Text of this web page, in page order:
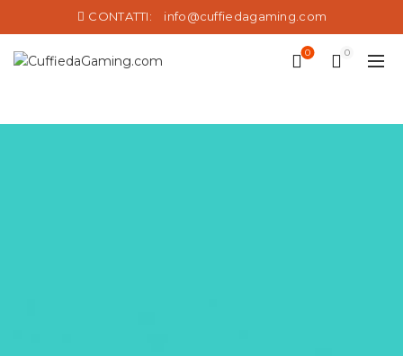
CONTATTI: info@cuffiedagaming.com
0 0